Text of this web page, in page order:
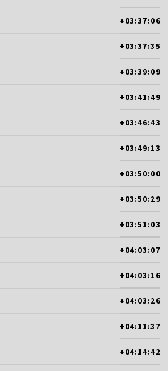
+03:37:06
+03:37:35
+03:39:09
+03:41:49
+03:46:43
+03:49:13
+03:50:00
+03:50:29
+03:51:03
+04:03:07
+04:03:16
+04:03:26
+04:11:37
+04:14:42